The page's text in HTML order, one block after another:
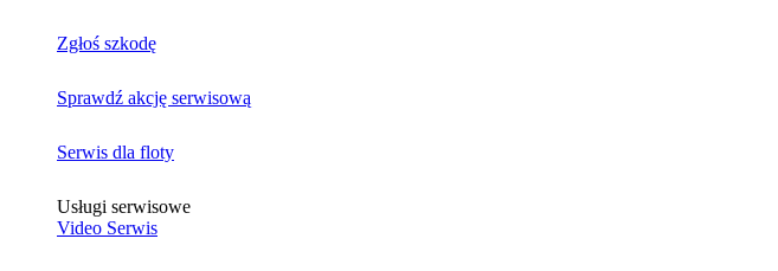
Zgłoś szkodę
Sprawdź akcję serwisową
Serwis dla floty
Usługi serwisowe
Video Serwis